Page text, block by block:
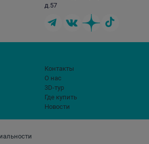
Контакты
О нас
3D-тур
Где купить
Новости
д.57